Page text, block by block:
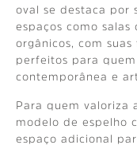
oval se destaca por
espaços como salas
orgânicos, com
perfeitos para
contemporânea e
Para quem valoriza
modelo de espelho
espaço adicional